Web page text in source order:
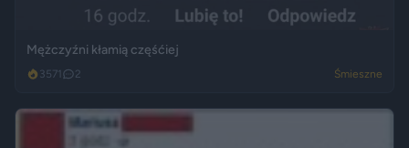
Mężczyźni kłamią częśćiej
3571 2 Śmieszne